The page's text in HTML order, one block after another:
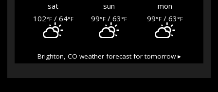
sat sun
mon
102°F/ 64°F 99°F/ 63°F 99°F/ 63°F
Brighton, CO weather forecast for tomorrow ▸